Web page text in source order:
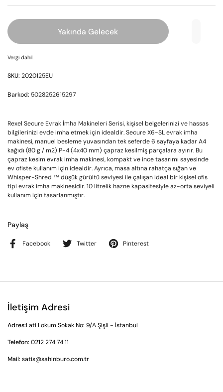
Yakında Gelecek
Vergi dahil.
SKU: 2020125EU
Barkod: 5028252615297
Rexel Secure Evrak İmha Makineleri Serisi, kişisel belgelerinizi ve hassas
bilgilerinizi evde imha etmek için idealdir. Secure X6-SL evrak imha
makinesi, manuel besleme yuvasından tek seferde 6 sayfaya kadar A4
kağıdı (80 g / m2) P-4 (4x40 mm) çapraz kesilmiş parçalara ayırır. Bu
çapraz kesim evrak imha makinesi, kompakt ve ince tasarımı sayesinde
ev ofiste kullanım için idealdir. Ayrıca, masa altına rahatça sığan ve
Whisper-Shred ™ düşük gürültü seviyesi ile çalışan ideal bir kişisel ofis
tipi evrak imha makinesidir. 10 litrelik hazne kapasitesiyle az-orta seviyeli
kullanım için tasarlanmıştır.
Paylaş
Facebook Twitter Pinterest
İletişim Adresi
Adres:Lati Lokum Sokak No: 9/A Şişli - İstanbul
Telefon: 0212 274 74 11
Mail: satis@sahinburo.com.tr